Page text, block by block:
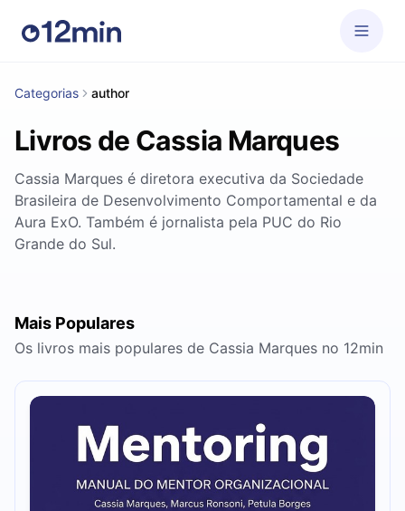
Categorias author
Livros de Cassia Marques
Cassia Marques é diretora executiva da Sociedade
Brasileira de Desenvolvimento Comportamental e da
Aura ExO. Também é jornalista pela PUC do Rio
Grande do Sul.
Mais Populares
Os livros mais populares de Cassia Marques no 12min